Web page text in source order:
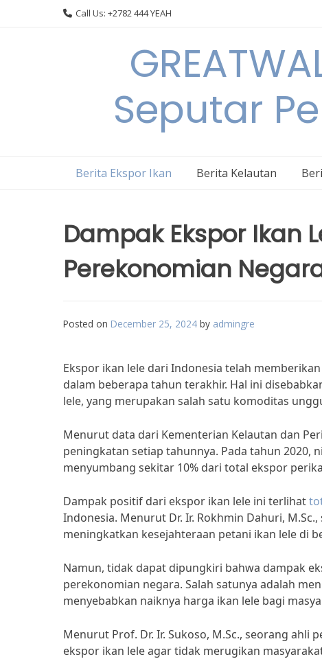
Call Us: +2782 444 YEAH
Seputar
Berita Ekspor Ikan Berita Kelautan
Dampak Ekspor Ikan
Perekonomian
Posted on December 25, 2024 by admingre
Ekspor ikan lele dari Indonesia telah
dalam beberapa tahun terakhir. Hal ini
lele, yang merupakan salah satu komoditas
Menurut data dari Kementerian Kelautan dan
peningkatan setiap tahunnya. Pada tahun 2020,
menyumbang sekitar 10% dari total ekspor
Dampak positif dari ekspor ikan lele ini terlihat
Indonesia. Menurut Dr. Ir. Rokhmin Dahuri,
meningkatkan kesejahteraan petani ikan lele di
Namun, tidak dapat dipungkiri bahwa dampak
perekonomian negara. Salah satunya adalah
menyebabkan naiknya harga ikan lele bagi
Menurut Prof. Dr. Ir. Sukoso, M.Sc., seorang
ekspor ikan lele agar tidak merugikan